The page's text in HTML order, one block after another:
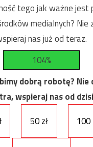
tego jak ważne jest
medialnych? Nie
nas już od teraz.
104%
dobrą robotę? Nie
wspieraj nas od
50 zł 100